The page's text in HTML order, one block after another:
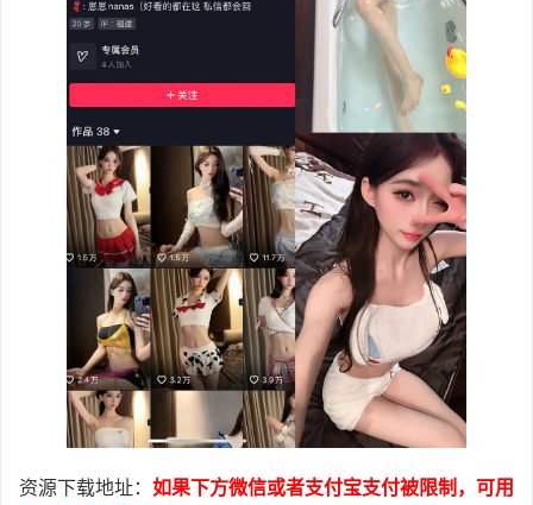
资源下载地址： 如果下方微信或者支付宝支付被限制，可用